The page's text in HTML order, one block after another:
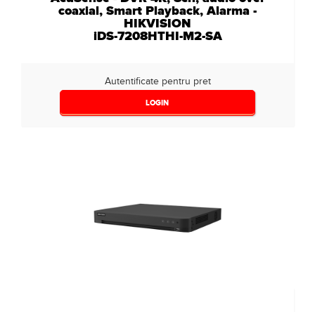
coaxial, Smart Playback, Alarma -
HIKVISION
iDS-7208HTHI-M2-SA
Autentificate pentru pret
LOGIN